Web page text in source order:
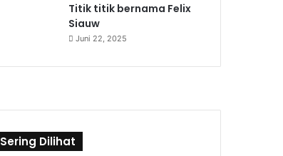
Titik titik bernama Felix
Siauw
Juni 22, 2025
Sering Dilihat